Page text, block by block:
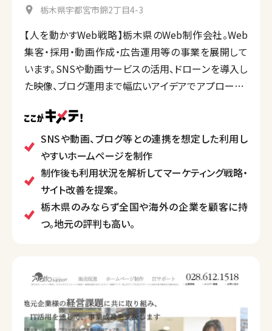
栃木県宇都宮市錦2丁目4-3
【人を動かすWeb戦略】栃木県のWeb制作会社。Web
集客・採用・動画作成・広告運用等の事業を展開して
います。SNSや動画サービスの活用、ドローンを導入し
た映像、ブログ運用まで幅広いアイデアでアプローチ。
ます。
SNSや動画、ブログ等との連携を想定した利用し
やすいホームページを制作
制作後も利用状況を解析してマーケティング戦略・
サイト改善を提案。
栃木県のみならず全国や海外の企業を顧客に持
つ。地元の評判も高い。